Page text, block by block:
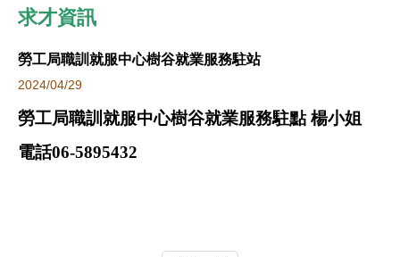
求才資訊
勞工局職訓就服中心樹谷就業服務駐站
2024/04/29
勞工局職訓就服中心樹谷就業服務駐點 楊小姐
電話06-5895432